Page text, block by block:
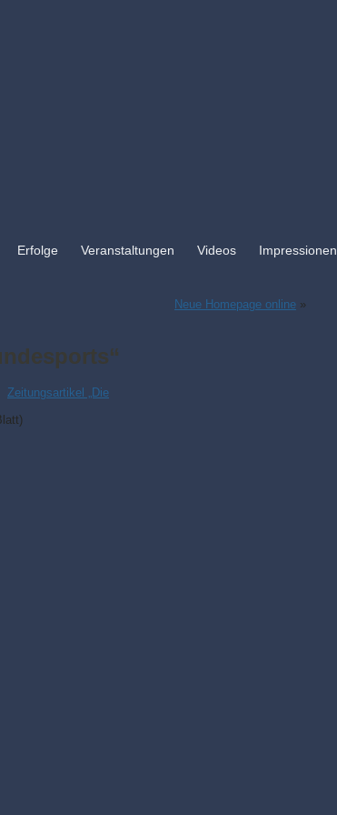
Erfolge Veranstaltungen Videos Impressionen
Neue Homepage online »
Zeitungsartikel „Die